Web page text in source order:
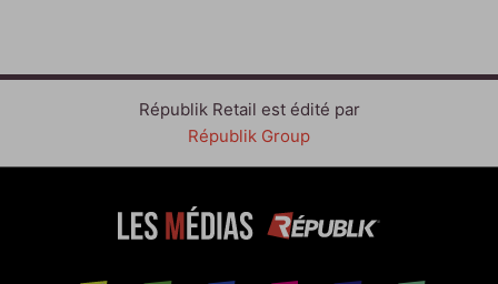
Républik Retail est édité par
Républik Group